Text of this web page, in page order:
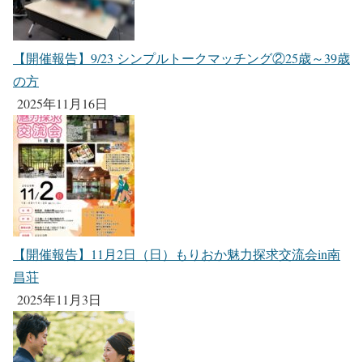
【開催報告】9/23 シンプルトークマッチング②25歳～39歳
の方
2025年11月16日
【開催報告】11月2日（日）もりおか魅力探求交流会in南
昌荘
2025年11月3日